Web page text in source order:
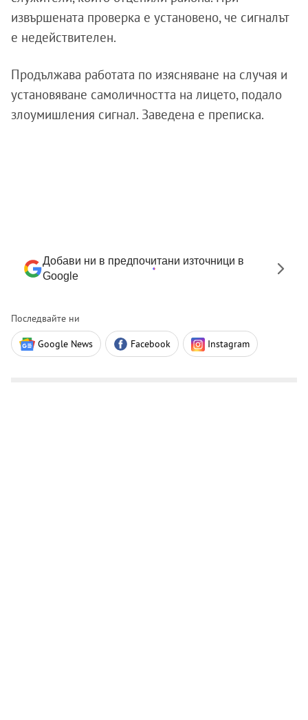
извършената проверка е установено, че сигналът
е недействителен.
Продължава работата по изясняване на случая и
установяване самоличността на лицето, подало
злоумишления сигнал. Заведена е преписка.
Добави ни в предпочитани източници в
Google
Последвайте ни
Google News Facebook Instagram